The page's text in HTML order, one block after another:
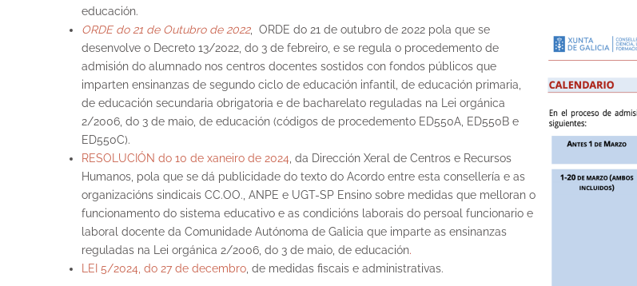
educación.
ORDE do 21 de Outubro de 2022,
ORDE do 21 de outubro de 2022 pola que se
desenvolve o Decreto 13/2022, do 3 de febreiro, e se regula o procedemento de
admisión do alumnado nos centros docentes sostidos con fondos públicos que
imparten ensinanzas de segundo ciclo de educación infantil, de educación primaria,
de educación secundaria obrigatoria e de bacharelato reguladas na Lei orgánica
2/2006, do 3 de maio, de educación (códigos de procedemento ED550A, ED550B e
ED550C).
RESOLUCIÓN do 10 de xaneiro de 2024 da Dirección Xeral de Centros e Recursos
Humanos, pola que se dá publicidade do texto do Acordo entre esta consellería e as
organizacións sindicais CC.OO., ANPE e UGT-SP Ensino sobre medidas que melloran o
funcionamento do sistema educativo e as condicións laborais do persoal funcionario e
laboral docente da Comunidade Autónoma de Galicia que imparte as ensinanzas
reguladas na Lei orgánica 2/2006, do 3 de maio, de educación.
LEI 5/2024, do 27 de decembro , de medidas fiscais e administrativas.